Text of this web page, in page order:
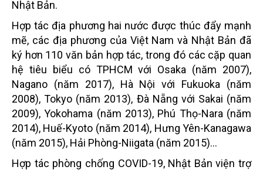
Nhật Bản.
Hợp tác địa phương hai nước được thúc đẩy mạnh
mẽ, các địa phương của Việt Nam và Nhật Bản đã
ký hơn 110 văn bản hợp tác, trong đó các cặp quan
hệ tiêu biểu có TPHCM với Osaka (năm 2007),
Nagano (năm 2017), Hà Nội với Fukuoka (năm
2008), Tokyo (năm 2013), Đà Nẵng với Sakai (năm
2009), Yokohama (năm 2013), Phú Thọ-Nara (năm
2014), Huế-Kyoto (năm 2014), Hưng Yên-Kanagawa
(năm 2015), Hải Phòng-Niigata (năm 2015)...
Hợp tác phòng chống COVID-19, Nhật Bản viện trợ